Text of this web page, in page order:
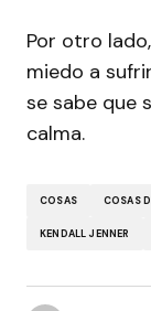
Por otro
miedo a
se sabe que
calma.
COSAS COSAS
KENDALL JENNER